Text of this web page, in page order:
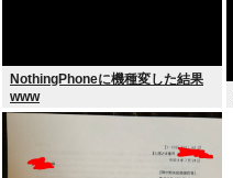
NothingPhoneに機種変した結果
www